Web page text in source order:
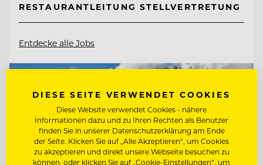
RESTAURANTLEITUNG STELLVERTRETUNG
Entdecke alle Jobs
DIESE SEITE VERWENDET COOKIES
Diese Website verwendet Cookies - nähere
Informationen dazu und zu Ihren Rechten als Benutzer
finden Sie in unserer Datenschutzerklärung am Ende
der Seite. Klicken Sie auf „Alle Akzeptieren“, um Cookies
zu akzeptieren und direkt unsere Webseite besuchen zu
können, oder klicken Sie auf „Cookie-Einstellungen“, um